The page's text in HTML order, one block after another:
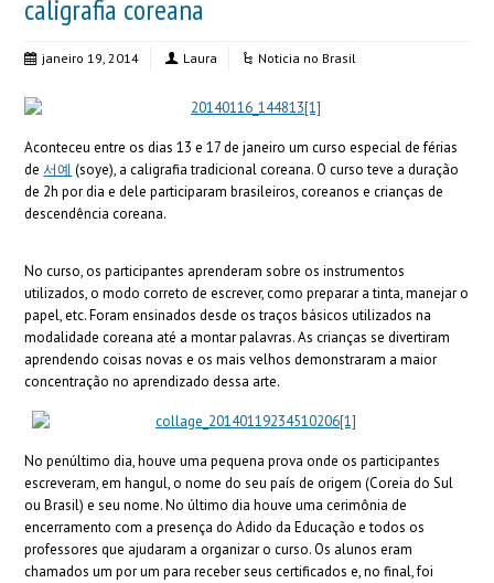
caligrafia coreana
janeiro 19, 2014 Laura Noticia no Brasil
Aconteceu entre os dias 13 e 17 de janeiro um curso especial de férias
de서예 (soye), a caligrafia tradicional coreana. O curso teve a duração
de 2h por dia e dele participaram brasileiros, coreanos e crianças de
descendência coreana.
No curso, os participantes aprenderam sobre os instrumentos
utilizados, o modo correto de escrever, como preparar a tinta, manejar o
papel, etc. Foram ensinados desde os traços básicos utilizados na
modalidade coreana até a montar palavras. As crianças se divertiram
aprendendo coisas novas e os mais velhos demonstraram a maior
concentração no aprendizado dessa arte.
No penúltimo dia, houve uma pequena prova onde os participantes
escreveram, em hangul, o nome do seu país de origem (Coreia do Sul
ou Brasil) e seu nome. No último dia houve uma cerimônia de
encerramento com a presença do Adido da Educação e todos os
professores que ajudaram a organizar o curso. Os alunos eram
chamados um por um para receber seus certificados e, no final, foi